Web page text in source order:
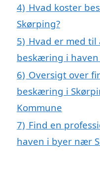
4) Hvad koster
Skørping?
5) Hvad er med til
beskæring i haven
6) Oversigt over
beskæring i
Kommune
7) Find en
haven i byer nær